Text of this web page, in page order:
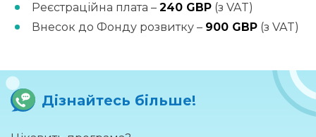
Реєстраційна плата – 240 GBP (з VAT)
Внесок до Фонду розвитку – 900 GBP (з VAT)
Дізнайтесь більше!